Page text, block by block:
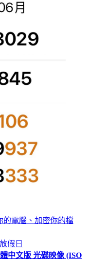
的電腦、加密你的檔
假日
中文版 光碟映像 (ISO